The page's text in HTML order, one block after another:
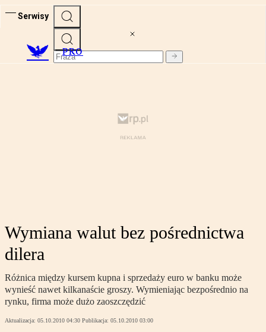
Serwisy
PRO
Wymiana walut bez pośrednictwa
dilera
Różnica między kursem kupna i sprzedaży euro w banku może
wynieść nawet kilkanaście groszy. Wymieniając bezpośrednio na
rynku, firma może dużo zaoszczędzić
Aktualizacja: 05.10.2010 04:30 Publikacja: 05.10.2010 03:00